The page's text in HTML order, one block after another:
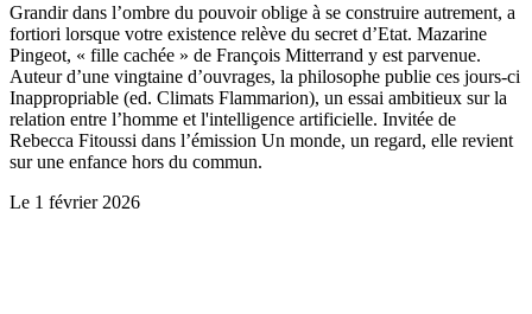
Grandir dans l’ombre du pouvoir oblige à se construire autrement, a
fortiori lorsque votre existence relève du secret d’Etat. Mazarine
Pingeot, « fille cachée » de François Mitterrand y est parvenue.
Auteur d’une vingtaine d’ouvrages, la philosophe publie ces jours-ci
Inappropriable (ed. Climats Flammarion), un essai ambitieux sur la
relation entre l’homme et l'intelligence artificielle. Invitée de
Rebecca Fitoussi dans l’émission Un monde, un regard, elle revient
sur une enfance hors du commun.
Le 1 février 2026